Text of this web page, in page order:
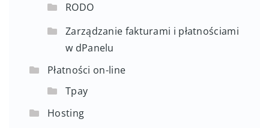
RODO
Zarządzanie fakturami i płatnościami
w dPanelu
Płatności on-line
Tpay
Hosting